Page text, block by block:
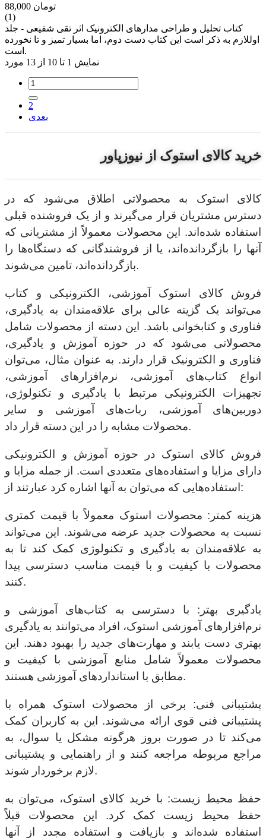
88,000 تومان
(1)
کتاب تحلیل و طراحی مدارهای الکترونیک اثر تقی شفیعی - جلد
اوللازم به ذکر است این کتاب دست دوم، اما بسیار تمیز و تا نخورده
است.
نمایش 1 تا 10 از 13 مورد
2
بعدی
خرید کالای استوک از نیوزپاور
کالای استوک به محصولاتی اطلاق می‌شود که در
دسترس مشتریان قرار می‌گیرند و از یک فروشنده قبلی
استفاده شده‌اند. این محصولات معمولاً از مشتریانی که
آنها را بازگردانده‌اند، یا از فروشندگانی که دستگاه‌ها را
بازگردانده‌اند، تامین می‌شوند.
فروش کالای استوک آموزشی، الکترونیکی و کتاب
می‌تواند یک گزینه عالی برای علاقه‌مندان به یادگیری،
فناوری و کتابخوانی باشد. این دسته از محصولات شامل
محصولاتی می‌شود که در حوزه آموزش و یادگیری،
فناوری و الکترونیک قرار دارند. به عنوان مثال، می‌توان
انواع کتاب‌های آموزشی، نرم‌افزارهای آموزشی،
تجهیزات الکترونیکی مرتبط با یادگیری و تکنولوژی،
دوربین‌های آموزشی، ربات‌های آموزشی و سایر
محصولات مشابه را در این دسته قرار داد.
فروش کالای استوک در حوزه آموزش و الکترونیکی
دارای مزایا و استفاده‌های متعددی است. از جمله مزایا و
استفاده‌هایی که می‌توان به آنها اشاره کرد عبارتند از:
هزینه کمتر: محصولات استوک معمولاً با قیمت کمتری
نسبت به محصولات جدید عرضه می‌شوند. این می‌تواند
به علاقه‌مندان به یادگیری و تکنولوژی کمک کند تا به
محصولات با کیفیت و با قیمت مناسب دسترسی پیدا
کنند.
یادگیری بهتر: با دسترسی به کتاب‌های آموزشی و
نرم‌افزارهای آموزشی استوک، افراد می‌توانند به یادگیری
بهتری دست یابند و مهارت‌های جدید را بهبود دهند. این
محصولات معمولاً شامل منابع آموزشی با کیفیت و
مطابق با استانداردهای آموزشی هستند.
پشتیبانی فنی: برخی از محصولات استوک همراه با
پشتیبانی فنی قوی ارائه می‌شوند. این به کاربران کمک
می‌کند تا در صورت بروز هرگونه مشکل یا سوال، به
مراجع مربوطه مراجعه کنند و از راهنمایی و پشتیبانی
لازم برخوردار شوند.
حفظ محیط زیست: با خرید کالای استوک، می‌توان به
حفظ محیط زیست کمک کرد. این محصولات قبلاً
استفاده شده‌اند و بازیافت و استفاده مجدد از آنها